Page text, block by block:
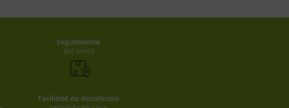
Seguimiento
del envío
Facilidad de devolución